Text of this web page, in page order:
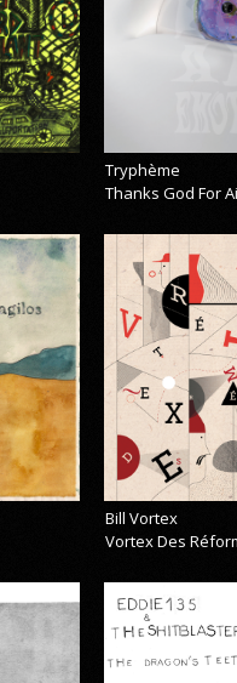
Tryphème
Thanks God For
Bill Vortex
Vortex Des